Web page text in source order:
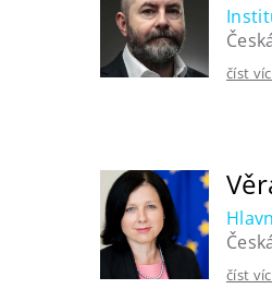
číst
číst